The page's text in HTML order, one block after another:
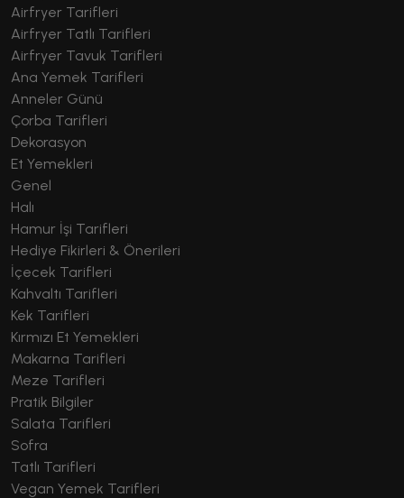
Airfryer Tarifleri
Airfryer Tatlı Tarifleri
Airfryer Tavuk Tarifleri
Ana Yemek Tarifleri
Anneler Günü
Çorba Tarifleri
Dekorasyon
Et Yemekleri
Genel
Halı
Hamur İşi Tarifleri
Hediye Fikirleri & Önerileri
İçecek Tarifleri
Kahvaltı Tarifleri
Kek Tarifleri
Kırmızı Et Yemekleri
Makarna Tarifleri
Meze Tarifleri
Pratik Bilgiler
Salata Tarifleri
Sofra
Tatlı Tarifleri
Vegan Yemek Tarifleri